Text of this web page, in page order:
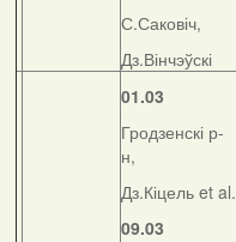
С.Саковіч,
Дз.Вінчэўскі
01.03
Гродзенскі р-
н,
Дз.Кіцель et al.
09.03